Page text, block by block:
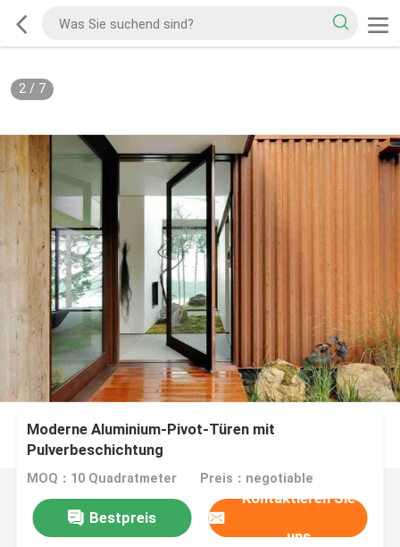
2/ 7
Moderne Aluminium-Pivot-Türen mit
Pulverbeschichtung
MOQ：10 Quadratmeter Preis：negotiable
Bestpreis
Kontaktieren Sie
uns